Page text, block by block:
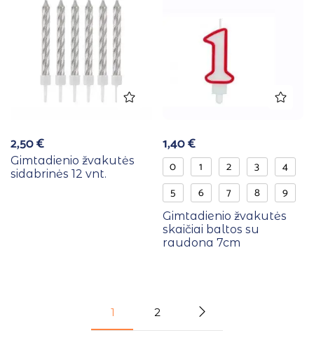
2,50€
Gimtadienio žvakutės
sidabrinės 12 vnt.
1,40€
0 1 2 3
4
5
6 7 8 9
Gimtadienio žvakutės
skaičiai baltos su
raudona 7cm
1 2